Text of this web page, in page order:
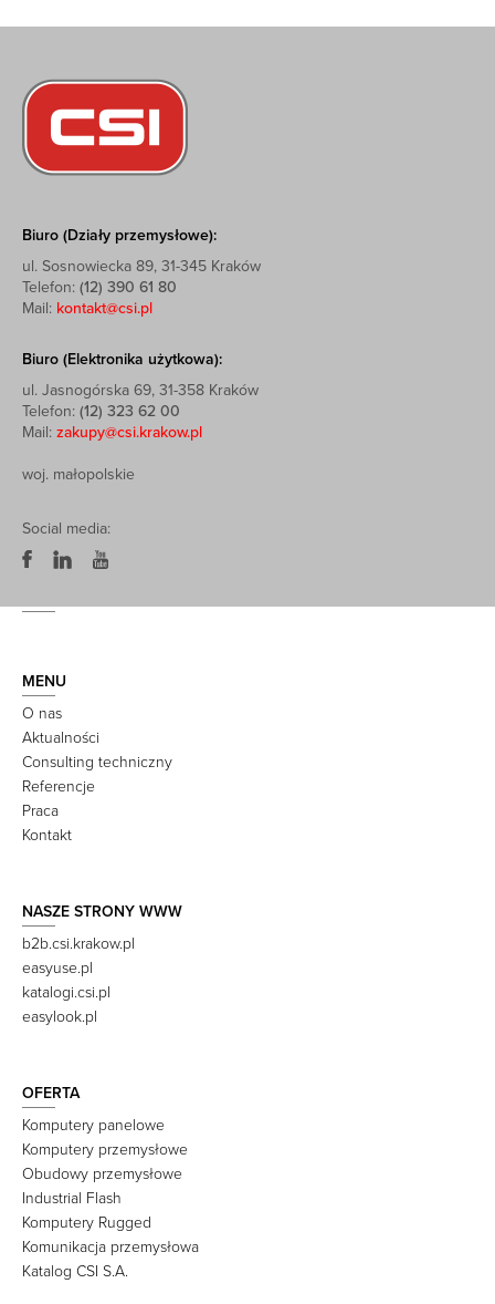
Biuro (Działy przemysłowe):
ul. Sosnowiecka 89, 31-345 Kraków
Telefon: (12) 390 61 80
Mail: kontakt@csi.pl
Biuro (Elektronika użytkowa):
ul. Jasnogórska 69, 31-358 Kraków
Telefon: (12) 323 62 00
Mail: zakupy@csi.krakow.pl
woj. małopolskie
Social media:
MENU
O nas
Aktualności
Consulting techniczny
Referencje
Praca
Kontakt
NASZE STRONY WWW
b2b.csi.krakow.pl
easyuse.pl
katalogi.csi.pl
easylook.pl
OFERTA
Komputery panelowe
Komputery przemysłowe
Obudowy przemysłowe
Industrial Flash
Komputery Rugged
Komunikacja przemysłowa
Katalog CSI S.A.